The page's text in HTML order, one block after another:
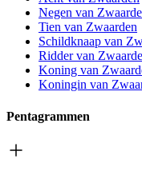
Negen van
Tien van Zwaarden
Schildknaap van
Ridder van
Koning van
Koningin van
Pentagrammen